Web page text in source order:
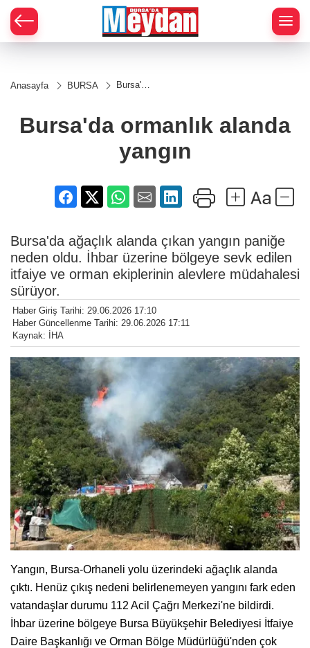
Anasayfa BURSA
Bursa'da
Bursa'da ormanlık alanda
yangın
Bursa'da ağaçlık alanda çıkan yangın paniğe
neden oldu. İhbar üzerine bölgeye sevk edilen
itfaiye ve orman ekiplerinin alevlere müdahalesi
sürüyor.
Haber Giriş Tarihi: 29.06.2026 17:10
Haber Güncellenme Tarihi: 29.06.2026 17:11
Kaynak: İHA
Yangın, Bursa-Orhaneli yolu üzerindeki ağaçlık alanda
çıktı. Henüz çıkış nedeni belirlenemeyen yangını fark eden
vatandaşlar durumu 112 Acil Çağrı Merkezi'ne bildirdi.
İhbar üzerine bölgeye Bursa Büyükşehir Belediyesi İtfaiye
Daire Başkanlığı ve Orman Bölge Müdürlüğü'nden çok